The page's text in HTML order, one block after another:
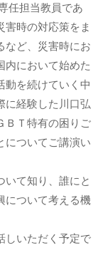
任担当教員であ
害時の対応策をま
など、災害時にお
内において始めた
動を続けていく中
に経験した川口弘
ＢＴ特有の困りご
についてご講演い
て知り、誰にと
について考える機
しいただく予定で